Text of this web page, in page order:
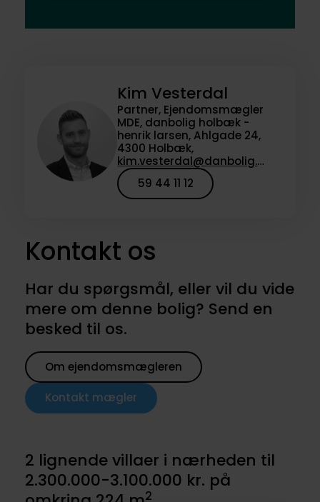
Kim Vesterdal
Partner, Ejendomsmægler
MDE, danbolig holbæk -
henrik larsen, Ahlgade 24,
4300 Holbæk,
kim.vesterdal@danbolig.dk
59 44 11 12
Kontakt os
Har du spørgsmål, eller vil du vide
mere om denne bolig? Send en
besked til os.
Om ejendomsmægleren
Kontakt mægler
2 lignende villaer i nærheden til
2.300.000-3.100.000 kr. på
2